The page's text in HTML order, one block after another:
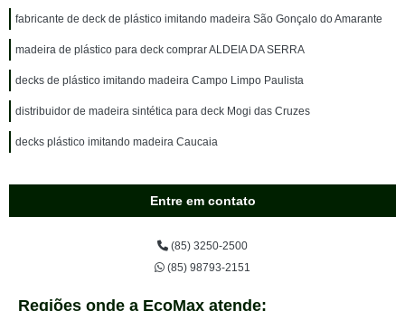
fabricante de deck de plástico imitando madeira São Gonçalo do Amarante
madeira de plástico para deck comprar ALDEIA DA SERRA
decks de plástico imitando madeira Campo Limpo Paulista
distribuidor de madeira sintética para deck Mogi das Cruzes
decks plástico imitando madeira Caucaia
Entre em contato
(85) 3250-2500
(85) 98793-2151
Regiões onde a EcoMax atende: